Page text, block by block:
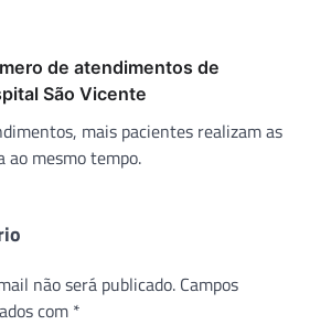
de atendimentos de
São Vicente
mais pacientes realizam as
ao mesmo tempo.
não será publicado. Campos
com *